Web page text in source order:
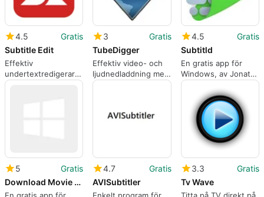
4.5
Gratis
Subtitle Edit
Effektiv
undertextredigerare
för Windows
3
Gratis
TubeDigger
Effektiv video- och
ljudnedladdning med
TubeDigger
4.5
Gratis
Subtitld
En gratis app för
Windows, av Jonatã
Bolzan Loss.
5
Gratis
Download Movie Subtitles
4.7
Gratis
AVISubtitler
3.3
Gratis
Tv Wave